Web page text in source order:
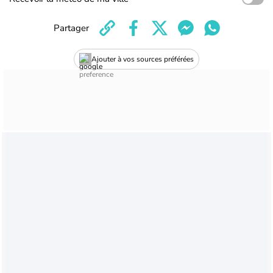
Ajouter à vos sources préférées
Partager